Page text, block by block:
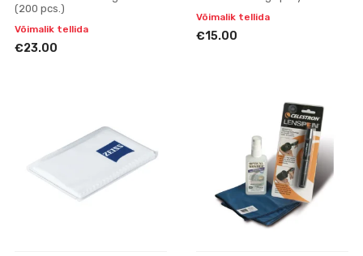
(200 pcs.)
Võimalik tellida
€23.00
Võimalik tellida
€15.00